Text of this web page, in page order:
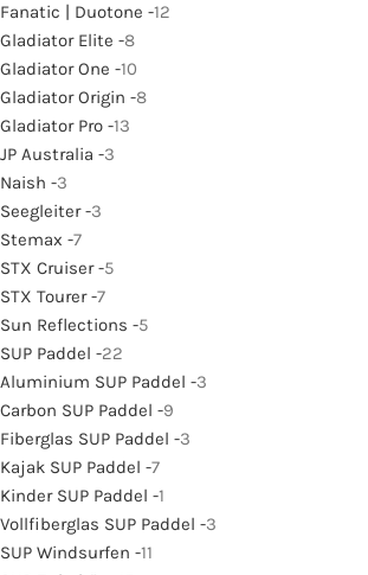
Fanatic | Duotone -12
Gladiator Elite -8
Gladiator One -10
Gladiator Origin -8
Gladiator Pro -13
JP Australia -3
Naish -3
Seegleiter -3
Stemax -7
STX Cruiser -5
STX Tourer -7
Sun Reflections -5
SUP Paddel -22
Aluminium SUP Paddel -3
Carbon SUP Paddel -9
Fiberglas SUP Paddel -3
Kajak SUP Paddel -7
Kinder SUP Paddel -1
Vollfiberglas SUP Paddel -3
SUP Windsurfen -11